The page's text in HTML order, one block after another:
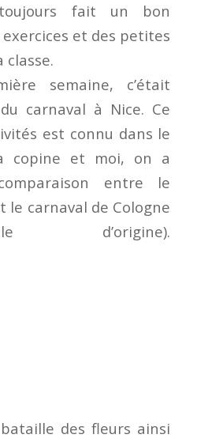
fait un bon
et des petites
classe.
semaine, c’était
carnaval à Nice. Ce
est connu dans le
copine et moi, on a
entre le
le carnaval de Cologne
d’origine).
des fleurs ainsi